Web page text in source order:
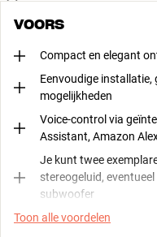
VOORS
Compact en elegant
Eenvoudige installatie,
mogelijkheden
Voice-control via
Assistant, Amazon
Je kunt twee
stereogeluid,
subwoofer
Toon alle voordelen